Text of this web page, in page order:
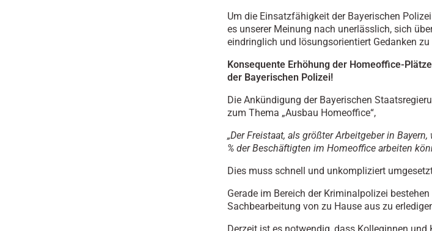
Um die Einsatzfähigkeit der Bayerischen
es unserer Meinung nach unerlässlich, sich
eindringlich und lösungsorientiert Gedanken zu
Konsequente Erhöhung der Homeoffice-
der Bayerischen Polizei!
Die Ankündigung der Bayerischen
zum Thema „Ausbau Homeoffice“,
„Der Freistaat, als größter Arbeitgeber in
% der Beschäftigten im Homeoffice arbeiten
Dies muss schnell und unkompliziert
Gerade im Bereich der Kriminalpolizei
Sachbearbeitung von zu Hause aus zu
Derzeit ist es notwendig, dass Kolleginnen